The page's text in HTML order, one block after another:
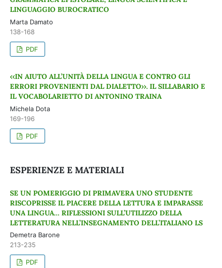
LINGUAGGIO BUROCRATICO
Marta Damato
138-168
PDF
‹‹IN AIUTO ALL’UNITÀ DELLA LINGUA E CONTRO GLI
ERRORI PROVENIENTI DAL DIALETTO››. IL SILLABARIO E
IL VOCABOLARIETTO DI ANTONINO TRAINA
Michela Dota
169-196
PDF
ESPERIENZE E MATERIALI
SE UN POMERIGGIO DI PRIMAVERA UNO STUDENTE
RISCOPRISSE IL PIACERE DELLA LETTURA E IMPARASSE
UNA LINGUA… RIFLESSIONI SULL’UTILIZZO DELLA
LETTERATURA NELL’INSEGNAMENTO DELL’ITALIANO LS
Demetra Barone
213-235
PDF